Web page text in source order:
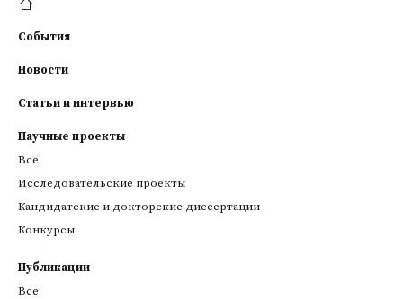
События
Новости
Статьи и интервью
Научные проекты
Все
Исследовательские проекты
Кандидатские и докторские диссертации
Конкурсы
Публикации
Все